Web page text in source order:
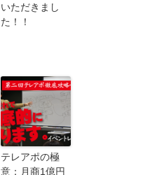
いただきまし
た！！
テレアポの極
意：月商1億円